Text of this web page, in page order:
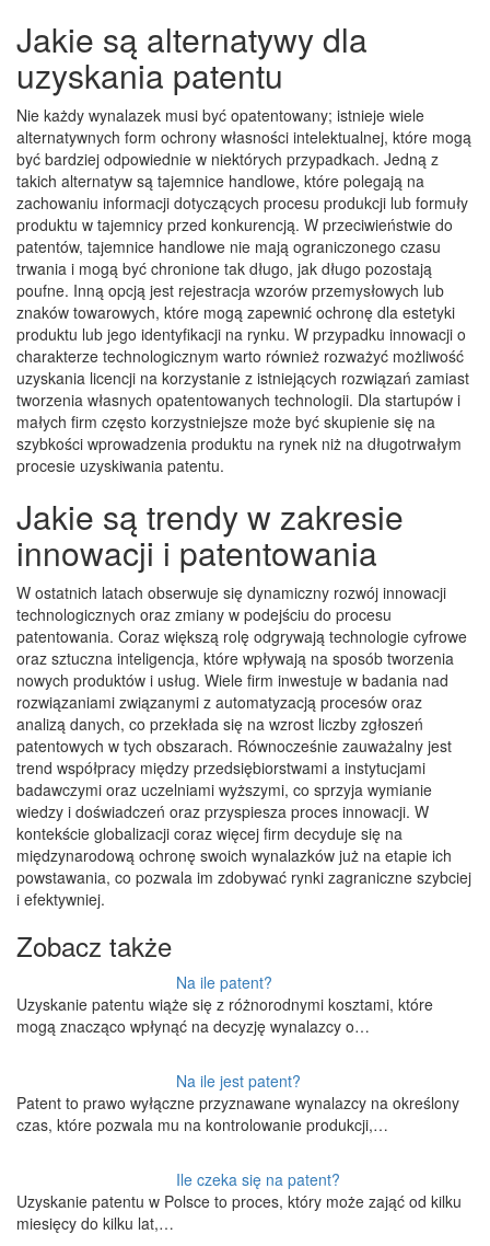
Jakie są alternatywy dla
uzyskania patentu
Nie każdy wynalazek musi być opatentowany; istnieje wiele
alternatywnych form ochrony własności intelektualnej, które mogą
być bardziej odpowiednie w niektórych przypadkach. Jedną z
takich alternatyw są tajemnice handlowe, które polegają na
zachowaniu informacji dotyczących procesu produkcji lub formuły
produktu w tajemnicy przed konkurencją. W przeciwieństwie do
patentów, tajemnice handlowe nie mają ograniczonego czasu
trwania i mogą być chronione tak długo, jak długo pozostają
poufne. Inną opcją jest rejestracja wzorów przemysłowych lub
znaków towarowych, które mogą zapewnić ochronę dla estetyki
produktu lub jego identyfikacji na rynku. W przypadku innowacji o
charakterze technologicznym warto również rozważyć możliwość
uzyskania licencji na korzystanie z istniejących rozwiązań zamiast
tworzenia własnych opatentowanych technologii. Dla startupów i
małych firm często korzystniejsze może być skupienie się na
szybkości wprowadzenia produktu na rynek niż na długotrwałym
procesie uzyskiwania patentu.
Jakie są trendy w zakresie
innowacji i patentowania
W ostatnich latach obserwuje się dynamiczny rozwój innowacji
technologicznych oraz zmiany w podejściu do procesu
patentowania. Coraz większą rolę odgrywają technologie cyfrowe
oraz sztuczna inteligencja, które wpływają na sposób tworzenia
nowych produktów i usług. Wiele firm inwestuje w badania nad
rozwiązaniami związanymi z automatyzacją procesów oraz
analizą danych, co przekłada się na wzrost liczby zgłoszeń
patentowych w tych obszarach. Równocześnie zauważalny jest
trend współpracy między przedsiębiorstwami a instytucjami
badawczymi oraz uczelniami wyższymi, co sprzyja wymianie
wiedzy i doświadczeń oraz przyspiesza proces innowacji. W
kontekście globalizacji coraz więcej firm decyduje się na
międzynarodową ochronę swoich wynalazków już na etapie ich
powstawania, co pozwala im zdobywać rynki zagraniczne szybciej
i efektywniej.
Zobacz także
Na ile patent?
Uzyskanie patentu wiąże się z różnorodnymi kosztami, które
mogą znacząco wpłynąć na decyzję wynalazcy o…
Na ile jest patent?
Patent to prawo wyłączne przyznawane wynalazcy na określony
czas, które pozwala mu na kontrolowanie produkcji,…
Ile czeka się na patent?
Uzyskanie patentu w Polsce to proces, który może zająć od kilku
miesięcy do kilku lat,…